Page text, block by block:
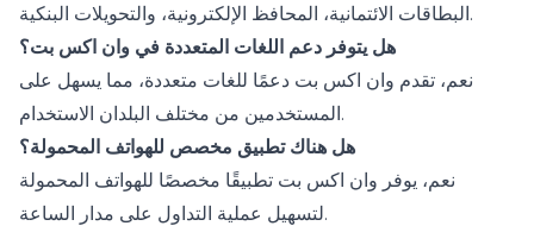
البطاقات الائتمانية، المحافظ الإلكترونية، والتحويلات البنكية.
هل يتوفر دعم اللغات المتعددة في وان اكس بت؟
نعم، تقدم وان اكس بت دعمًا للغات متعددة، مما يسهل على
المستخدمين من مختلف البلدان الاستخدام.
هل هناك تطبيق مخصص للهواتف المحمولة؟
نعم، يوفر وان اكس بت تطبيقًا مخصصًا للهواتف المحمولة
لتسهيل عملية التداول على مدار الساعة.